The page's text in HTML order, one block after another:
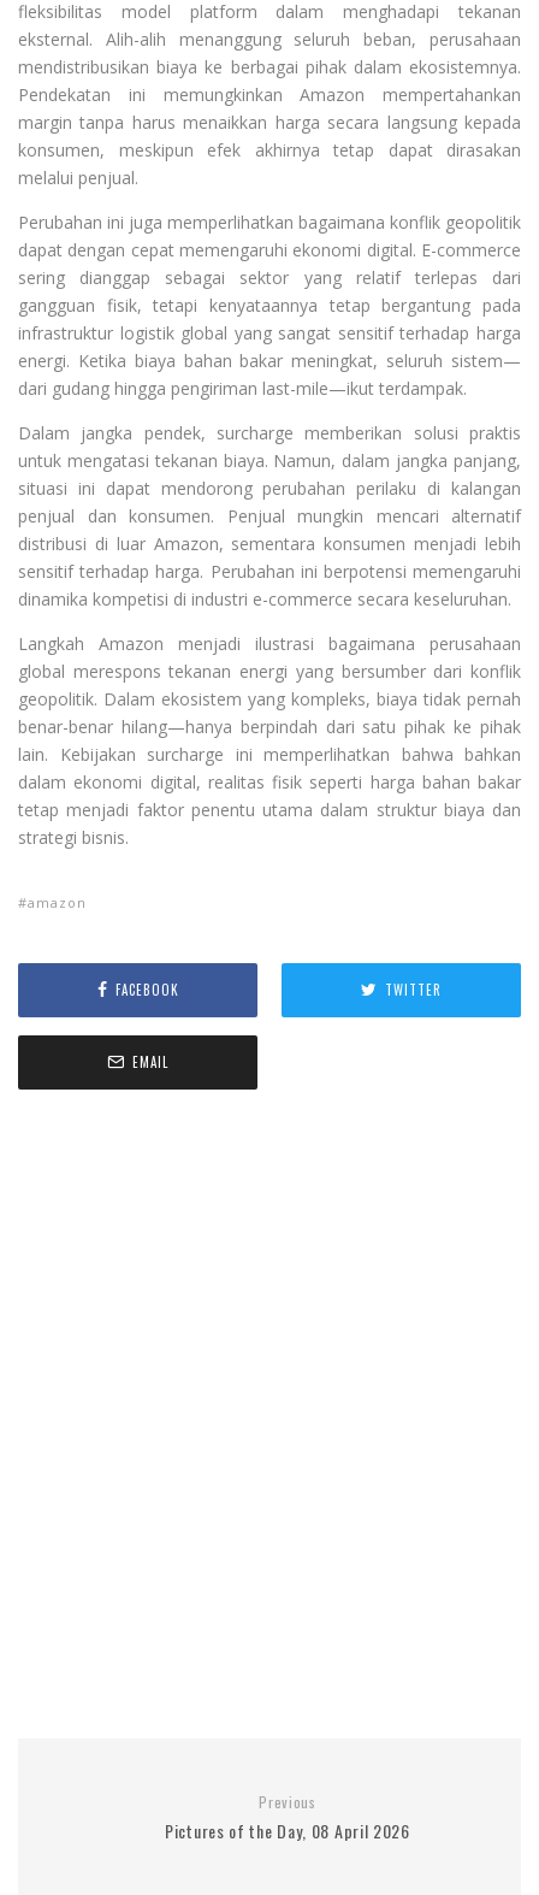
fleksibilitas model platform dalam menghadapi tekanan
eksternal. Alih-alih menanggung seluruh beban, perusahaan
mendistribusikan biaya ke berbagai pihak dalam ekosistemnya.
Pendekatan ini memungkinkan Amazon mempertahankan
margin tanpa harus menaikkan harga secara langsung kepada
konsumen, meskipun efek akhirnya tetap dapat dirasakan
melalui penjual.
Perubahan ini juga memperlihatkan bagaimana konflik geopolitik
dapat dengan cepat memengaruhi ekonomi digital. E-commerce
sering dianggap sebagai sektor yang relatif terlepas dari
gangguan fisik, tetapi kenyataannya tetap bergantung pada
infrastruktur logistik global yang sangat sensitif terhadap harga
energi. Ketika biaya bahan bakar meningkat, seluruh sistem—
dari gudang hingga pengiriman last-mile—ikut terdampak.
Dalam jangka pendek, surcharge memberikan solusi praktis
untuk mengatasi tekanan biaya. Namun, dalam jangka panjang,
situasi ini dapat mendorong perubahan perilaku di kalangan
penjual dan konsumen. Penjual mungkin mencari alternatif
distribusi di luar Amazon, sementara konsumen menjadi lebih
sensitif terhadap harga. Perubahan ini berpotensi memengaruhi
dinamika kompetisi di industri e-commerce secara keseluruhan.
Langkah Amazon menjadi ilustrasi bagaimana perusahaan
global merespons tekanan energi yang bersumber dari konflik
geopolitik. Dalam ekosistem yang kompleks, biaya tidak pernah
benar-benar hilang—hanya berpindah dari satu pihak ke pihak
lain. Kebijakan surcharge ini memperlihatkan bahwa bahkan
dalam ekonomi digital, realitas fisik seperti harga bahan bakar
tetap menjadi faktor penentu utama dalam struktur biaya dan
strategi bisnis.
amazon
FACEBOOK TWITTER
EMAIL
Previous
Pictures of the Day, 08 April 2026